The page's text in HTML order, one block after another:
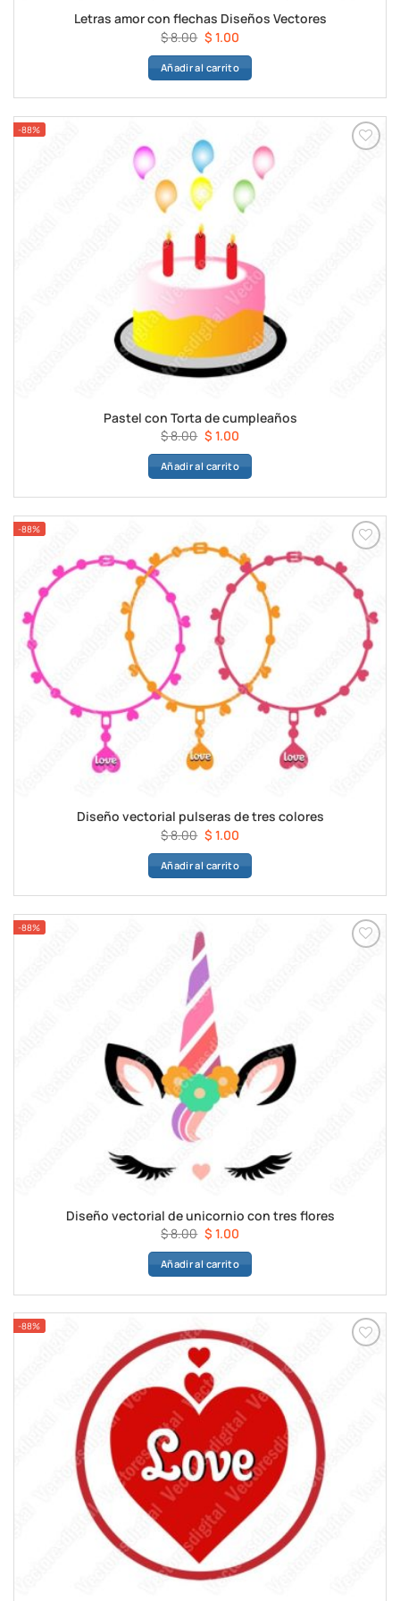
Letras amor con flechas Diseños Vectores
$8.00 El
precio
original
$ 8.00.
$ 1.00El
precio
actual
$ 1.00.
Añadir al carrito
-88%
Pastel con Torta de cumpleaños
$8.00 El
precio
original
$ 8.00.
$ 1.00El
precio
actual
$ 1.00.
Añadir al carrito
-88%
Diseño vectorial pulseras de tres colores
$8.00 El
precio
original
$ 8.00.
$ 1.00El
precio
actual
$ 1.00.
Añadir al carrito
-88%
Diseño vectorial de unicornio con tres flores
$8.00 El
precio
original
$ 8.00.
$ 1.00El
precio
actual
$ 1.00.
Añadir al carrito
-88%